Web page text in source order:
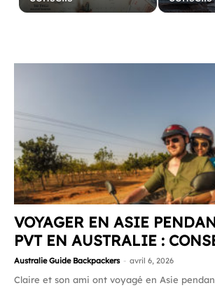
VOYAGER EN ASIE
PVT EN AUSTRALIE :
Australie Guide Backpackers - avril 6, 2026
Claire et son ami ont voyagé en Asie